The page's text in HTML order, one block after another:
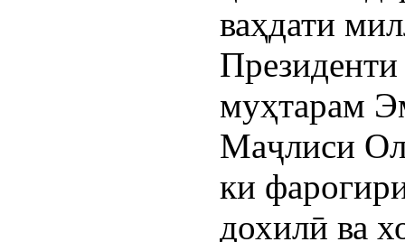
ваҳдати
муҳтарам
Маҷлиси
ки
дохилӣ ва